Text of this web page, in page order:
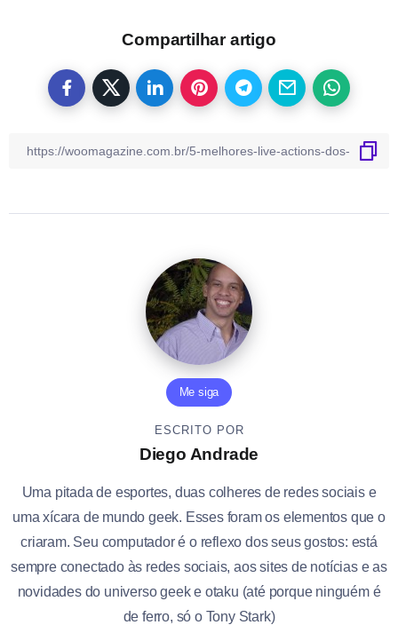
Compartilhar artigo
Me siga
ESCRITO POR
Diego Andrade
Uma pitada de esportes, duas colheres de redes sociais e
uma xícara de mundo geek. Esses foram os elementos que o
criaram. Seu computador é o reflexo dos seus gostos: está
sempre conectado às redes sociais, aos sites de notícias e as
novidades do universo geek e otaku (até porque ninguém é
de ferro, só o Tony Stark)